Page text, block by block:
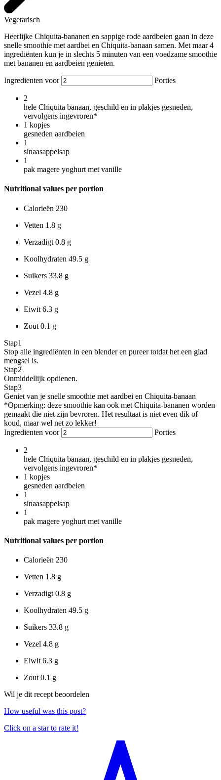
Vegetarisch
Heerlijke Chiquita-bananen en sappige rode aardbeien gaan in deze
snelle smoothie met aardbei en Chiquita-banaan samen. Met maar 4
ingrediënten kun je in slechts 5 minuten van een voedzame smoothie
met bananen en aardbeien genieten.
Ingredienten voor Porties
2
hele Chiquita banaan, geschild en in plakjes gesneden,
vervolgens ingevroren*
1 kopjes
gesneden aardbeien
1
sinaasappelsap
1
pak magere yoghurt met vanille
Nutritional values per portion
Calorieën 230
Vetten 1.8 g
Verzadigt 0.8 g
Koolhydraten 49.5 g
Suikers 33.8 g
Vezel 4.8 g
Eiwit 6.3 g
Zout 0.1 g
Stap1
Stop alle ingrediënten in een blender en pureer totdat het een glad
mengsel is.
Stap2
Onmiddellijk opdienen.
Stap3
Geniet van je snelle smoothie met aardbei en Chiquita-banaan
*Opmerking: deze smoothie kan ook met Chiquita-bananen worden
gemaakt die niet zijn bevroren. Het resultaat is niet even dik of
koud, maar wel net zo lekker!
Ingredienten voor
Porties
2
hele Chiquita banaan, geschild en in plakjes gesneden,
vervolgens ingevroren*
1 kopjes
gesneden aardbeien
1
sinaasappelsap
1
pak magere yoghurt met vanille
Nutritional values per portion
Calorieën 230
Vetten 1.8 g
Verzadigt 0.8 g
Koolhydraten 49.5 g
Suikers 33.8 g
Vezel 4.8 g
Eiwit 6.3 g
Zout 0.1 g
Wil je dit recept beoordelen
How useful was this post?
Click on a star to rate it!